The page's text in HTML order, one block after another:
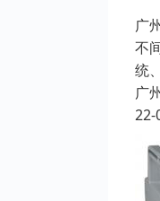
广
不
统
广
22-